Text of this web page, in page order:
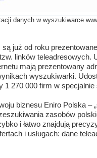
danych w wyszukiwarce
już od roku
linków teleadresowych.
mają prezentowany
wyszukiwarki.
270 000 firm w specjalnie
biznesu Eniro Polska –
zasobów
i łatwo znajdują
i usługach: dane